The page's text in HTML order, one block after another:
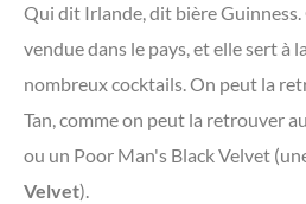
Qui dit Irlande, dit bière
vendue dans le pays, et elle sert à
nombreux cocktails. On peut la
Tan, comme on peut la retrouver
ou un Poor Man's Black Velvet
Velvet).